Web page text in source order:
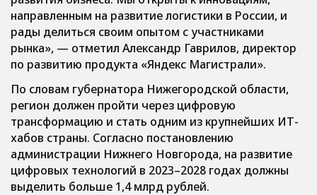
направленным на развитие логистики в России, и
рады делиться своим опытом с участниками
рынка», — отметил Александр Гаврилов, директор
по развитию продукта «Яндекс Магистрали».
По словам губернатора Нижегородской области,
регион должен пройти через цифровую
трансформацию и стать одним из крупнейших ИТ-
хабов страны. Согласно постановлению
администрации Нижнего Новгорода, на развитие
цифровых технологий в 2023–2028 годах должны
выделить больше 1,4 млрд рублей.